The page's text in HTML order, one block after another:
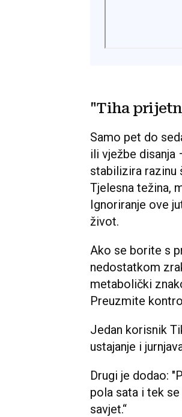
"Tiha
Samo pet do
ili vježbe
stabilizira razinu
Tjelesna težina,
Ignoriranje ove
život.
Ako se borite s
nedostatkom
metabolički
Preuzmite
Jedan korisnik
ustajanje i
Drugi je dodao:
pola sata i tek
savjet.“